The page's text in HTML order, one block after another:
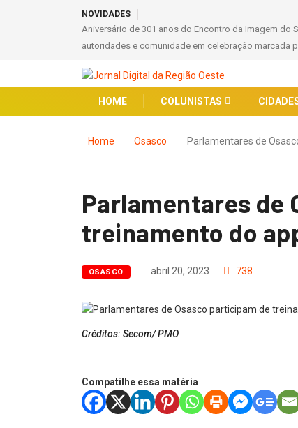
NOVIDADES
Aniversário de 301 anos do Encontro da Imagem do
autoridades e comunidade em celebração marcada
HOME COLUNISTAS
Home Osasco Parlamentares de
Parlamentares de
treinamento do
OSASCO abril 20, 2023 738
Créditos: Secom/ PMO
Compatilhe essa matéria